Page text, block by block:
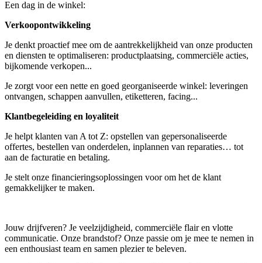
Een dag in de winkel:
Verkoopontwikkeling
Je denkt proactief mee om de aantrekkelijkheid van onze producten
en diensten te optimaliseren: productplaatsing, commerciële acties,
bijkomende verkopen...
Je zorgt voor een nette en goed georganiseerde winkel: leveringen
ontvangen, schappen aanvullen, etiketteren, facing...
Klantbegeleiding en loyaliteit
Je helpt klanten van A tot Z: opstellen van gepersonaliseerde
offertes, bestellen van onderdelen, inplannen van reparaties… tot
aan de facturatie en betaling.
Je stelt onze financieringsoplossingen voor om het de klant
gemakkelijker te maken.
Jouw drijfveren? Je veelzijdigheid, commerciële flair en vlotte
communicatie. Onze brandstof? Onze passie om je mee te nemen in
een enthousiast team en samen plezier te beleven.